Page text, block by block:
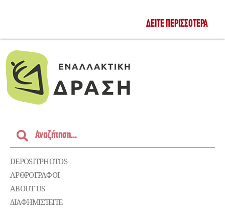
ΔΕΊΤΕ ΠΕΡΙΣΣΌΤΕΡΑ
DEPOSITPHOTOS
ΑΡΘΡΟΓΡΑΦΟΙ
ABOUT US
ΔΙΑΦΗΜΙΣΤΕΊΤΕ